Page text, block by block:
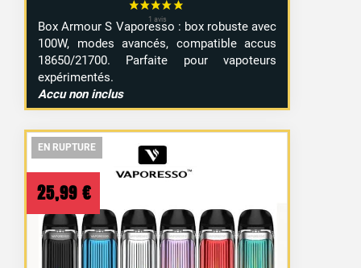
Box Armour S Vaporesso : box robuste avec
100W, modes avancés, compatible accus
18650/21700. Parfaite pour vapoteurs
expérimentés.
Accu non inclus
EN RUPTURE
EN RUPTURE
25,99 €
EN RUPTURE